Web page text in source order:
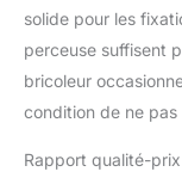
solide pour les
perceuse suffisent
bricoleur
condition de ne pas
Rapport qualité-